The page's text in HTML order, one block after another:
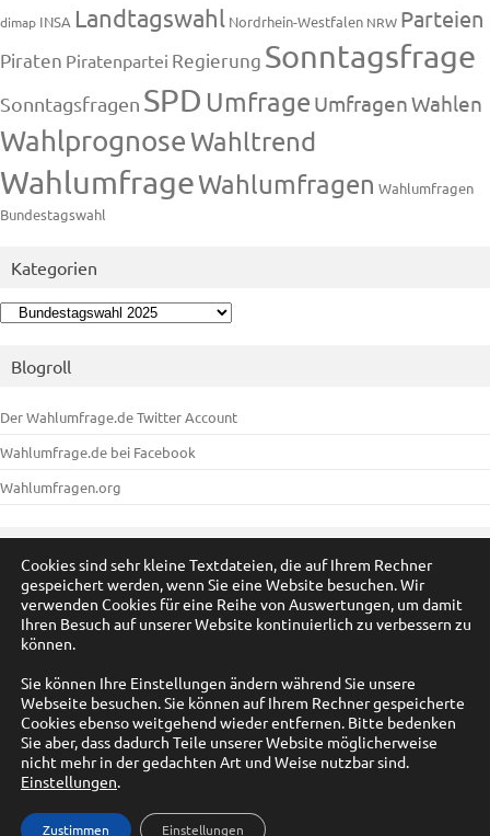
dimap INSA Landtagswahl Nordrhein-Westfalen NRW Parteien
Piraten Piratenpartei Regierung Sonntagsfrage
Sonntagsfragen SPD Umfrage UmfragenWahlen
WahlprognoseWahltrend
WahlumfrageWahlumfragen Wahlumfragen
Bundestagswahl
Kategorien
Kategorien
Blogroll
Der Wahlumfrage.de Twitter Account
Wahlumfrage.de bei Facebook
Wahlumfragen.org
Anmelden
Eintrags-Feed
WordPress.org
Cookies sind sehr kleine Textdateien, die auf Ihrem Rechner
gespeichert werden, wenn Sie eine Website besuchen. Wir
verwenden Cookies für eine Reihe von Auswertungen, um damit
Ihren Besuch auf unserer Website kontinuierlich zu verbessern zu
können.
Sie können Ihre Einstellungen ändern während Sie unsere
Webseite besuchen. Sie können auf Ihrem Rechner gespeicherte
Cookies ebenso weitgehend wieder entfernen. Bitte bedenken
Sie aber, dass dadurch Teile unserer Website möglicherweise
nicht mehr in der gedachten Art und Weise nutzbar sind.
Einstellungen.
Zustimmen Einstellungen